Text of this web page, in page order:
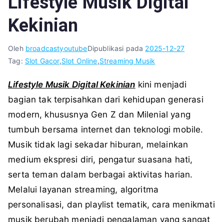
Kekinian
Oleh broadcastyoutubeDipublikasi pada 2025-12-27
Tag: Slot Gacor,Slot Online,Streaming Musik
Lifestyle Musik Digital Kekinian kini menjadi
bagian tak terpisahkan dari kehidupan generasi
modern, khususnya Gen Z dan Milenial yang
tumbuh bersama internet dan teknologi mobile.
Musik tidak lagi sekadar hiburan, melainkan
medium ekspresi diri, pengatur suasana hati,
serta teman dalam berbagai aktivitas harian.
Melalui layanan streaming, algoritma
personalisasi, dan playlist tematik, cara menikmati
musik berubah menjadi pengalaman yang sangat